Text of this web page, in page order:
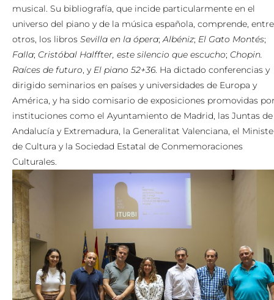
musical. Su bibliografía, que incide particularmente en el
universo del piano y de la música española, comprende, entre
otros, los libros Sevilla en la ópera;Albéniz; El Gato Montés;
Falla; Cristóbal Halffter, este silencio que escucho; Chopin.
Raíces de futuro, y El piano 52+36. Ha dictado conferencias y
dirigido seminarios en países y universidades de Europa y
América, y ha sido comisario de exposiciones promovidas
instituciones como el Ayuntamiento de Madrid, las Juntas de
Andalucía y Extremadura, la Generalitat Valenciana, el
de Cultura y la Sociedad Estatal de Conmemoraciones
Culturales.